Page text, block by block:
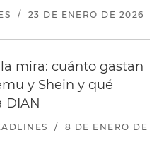
/ 23 DE ENERO DE 2026
mira: cuánto gastan
y Shein y qué
DIAN
/
8 DE ENERO DE